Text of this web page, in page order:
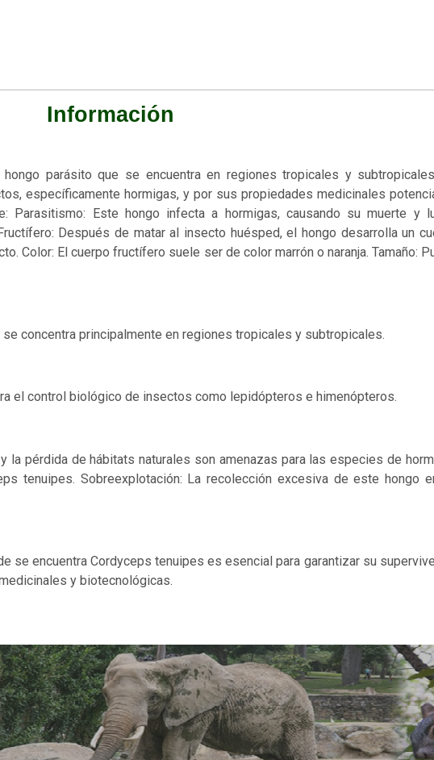
Información
parásito que se encuentra en regiones tropicales y
específicamente hormigas, y por sus propiedades medicinales
Parasitismo: Este hongo infecta a hormigas, causando su muerte y
Después de matar al insecto huésped, el hongo desarrolla un
Color: El cuerpo fructífero suele ser de color marrón o naranja. Tamaño:
concentra principalmente en regiones tropicales y subtropicales.
el control biológico de insectos como lepidópteros e himenópteros.
la pérdida de hábitats naturales son amenazas para las especies de
tenuipes. Sobreexplotación: La recolección excesiva de este hongo
se encuentra Cordyceps tenuipes es esencial para garantizar su
y biotecnológicas.